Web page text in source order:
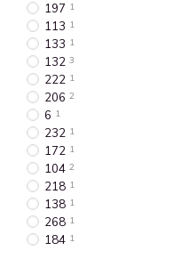
197 1
113 1
133 1
132 3
222 1
206 2
6 1
232 1
172 1
104 2
218 1
138 1
268 1
184 1